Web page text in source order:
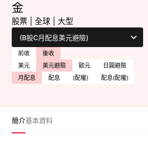
金
股票 全球 大型
前收
後收
美元
美元避險 歐元
日圓避險
月配息
配息 (配權) 配息(配權)
簡介基本資料